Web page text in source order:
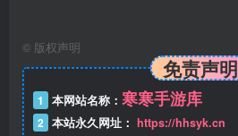
© 版权声明
免责声明
1 本网站名称： 寒寒手游库
2 本站永久网址： https://hhsyk.cn